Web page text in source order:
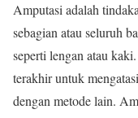
Amputasi adalah
sebagian atau seluruh
seperti lengan atau
terakhir untuk
dengan metode lain.